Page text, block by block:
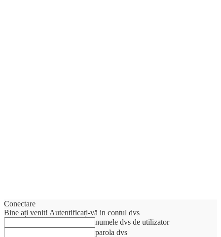
Conectare
Bine ați venit! Autentificați-vă in contul dvs
numele dvs de utilizator
parola dvs